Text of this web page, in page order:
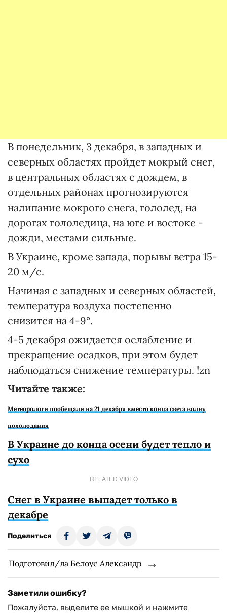
В понедельник, 3 декабря, в западных и
северных областях пройдет мокрый снег,
в центральных областях с дождем, в
отдельных районах прогнозируются
налипание мокрого снега, гололед, на
дорогах гололедица, на юге и востоке -
дожди, местами сильные.
В Украине, кроме запада, порывы ветра 15-
20 м/с.
Начиная с западных и северных областей,
температура воздуха постепенно
снизится на 4-9°.
4-5 декабря ожидается ослабление и
прекращение осадков, при этом будет
наблюдаться снижение температуры. !zn
Читайте также:
Метеорологи пообещали на 21 декабря вместо конца света волну
похолодания
В Украине до конца осени будет тепло и
сухо
RELATED VIDEO
Снег в Украине выпадет только в
декабре
Поделиться
Подготовил/ла Белоус Александр
Заметили ошибку?
Пожалуйста, выделите ее мышкой и нажмите